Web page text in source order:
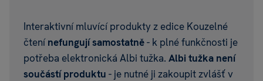
Interaktivní mluvící produkty z edice Kouzelné
čtenínefungují samostatně- k plné funkčnosti je
potřeba elektronická Albi tužka. Albi tužka není
součástí produktu - je nutné ji zakoupit zvlášť v